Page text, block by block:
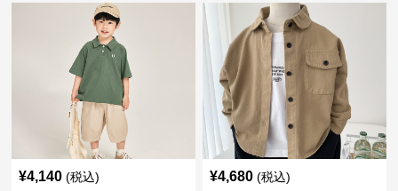
¥4,140 (税込) ¥4,680 (税込)